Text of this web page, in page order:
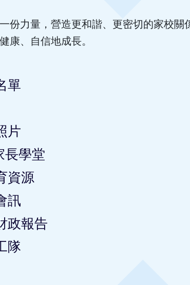
份力量，營造更和諧、更密切的家校關
康、自信地成長。
單
片
長學堂
資源
訊
政報告
隊